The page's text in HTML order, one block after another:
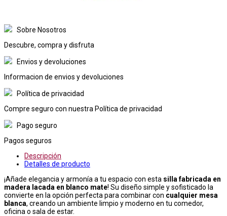
Sobre Nosotros
Descubre, compra y disfruta
Envios y devoluciones
Informacion de envios y devoluciones
Política de privacidad
Compre seguro con nuestra Política de privacidad
Pago seguro
Pagos seguros
Descripción
Detalles de producto
¡Añade elegancia y armonía a tu espacio con esta silla fabricada en
madera lacada en blanco mate! Su diseño simple y sofisticado la
convierte en la opción perfecta para combinar con cualquier mesa
blanca, creando un ambiente limpio y moderno en tu comedor,
oficina o sala de estar.